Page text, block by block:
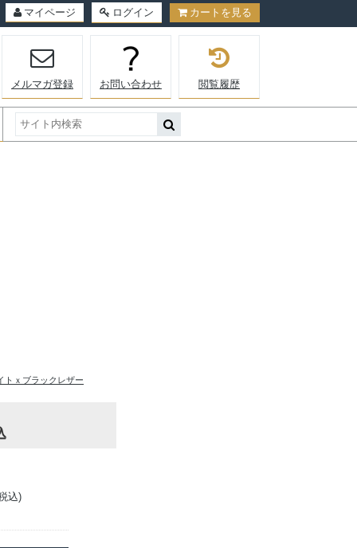
マイページ ログイン カートを見る
メルマガ登録 お問い合わせ 閲覧履歴
トｘブラックレザー
込)